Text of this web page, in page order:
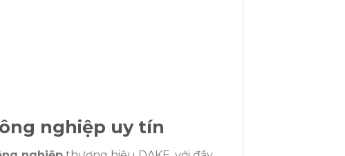
nghiệp uy tín